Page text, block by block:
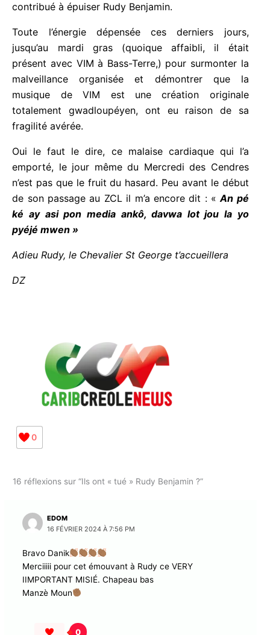
contribué à épuiser Rudy Benjamin.
Toute l’énergie dépensée ces derniers jours,
jusqu’au mardi gras (quoique affaibli, il était
présent avec VIM à Bass-Terre,) pour surmonter la
malveillance organisée et démontrer que la
musique de VIM est une création originale
totalement gwadloupéyen, ont eu raison de sa
fragilité avérée.
Oui le faut le dire, ce malaise cardiaque qui l’a
emporté, le jour même du Mercredi des Cendres
n’est pas que le fruit du hasard. Peu avant le début
de son passage au ZCL il m’a encore dit : «An pé
ké ay asi pon media ankô, davwa lot jou la yo
pyéjé mwen »
Adieu Rudy, le Chevalier St George t’accueillera
DZ
0
16 réflexions sur “Ils ont « tué » Rudy Benjamin ?”
EDOM
16 FÉVRIER 2024 À 7:56 PM
Bravo Danik
Merciiiii pour cet émouvant à Rudy ce VERY
IIMPORTANT MISIÉ. Chapeau bas
Manzè Moun
0